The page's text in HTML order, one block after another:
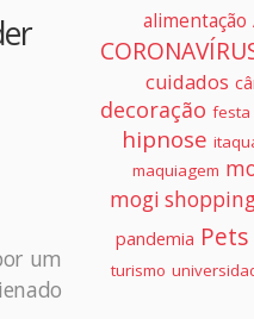
um
alimentação
cuidados
decoração festa
hipnose
maquiagem
mogi
pandemia Pets
turismo